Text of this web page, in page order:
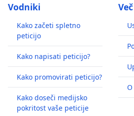
Vodniki
Kako začeti spletno
peticijo
Kako napisati peticijo?
Kako promovirati peticijo?
Kako doseči medijsko
pokritost vaše peticije
Več